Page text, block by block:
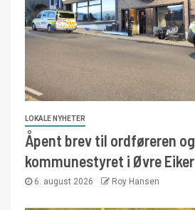
LOKALE NYHETER
Åpent brev til ordføreren og
kommunestyret i Øvre Eiker
6. august 2026 Roy Hansen